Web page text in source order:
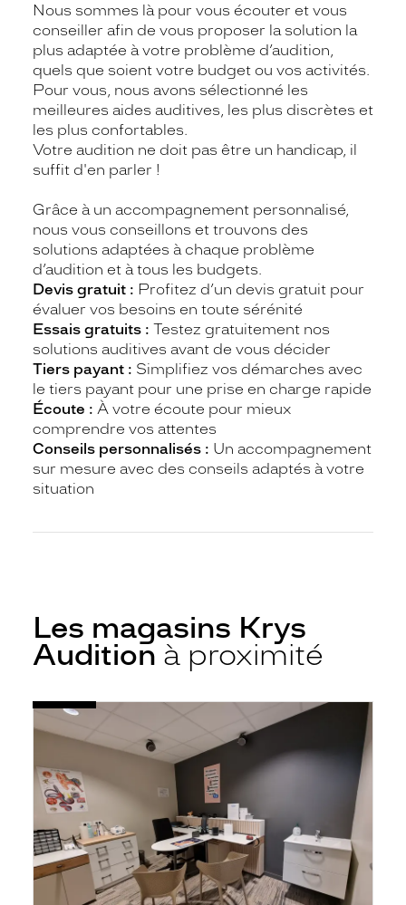
Nous sommes là pour vous écouter et vous
conseiller afin de vous proposer la solution la
plus adaptée à votre problème d’audition,
quels que soient votre budget ou vos activités.
Pour vous, nous avons sélectionné les
meilleures aides auditives, les plus discrètes et
les plus confortables.
Votre audition ne doit pas être un handicap, il
suffit d'en parler !
Grâce à un accompagnement personnalisé,
nous vous conseillons et trouvons des
solutions adaptées à chaque problème
d’audition et à tous les budgets.
Devis gratuit : Profitez d’un devis gratuit pour
évaluer vos besoins en toute sérénité
Essais gratuits : Testez gratuitement nos
solutions auditives avant de vous décider
Tiers payant : Simplifiez vos démarches avec
le tiers payant pour une prise en charge rapide
Écoute : À votre écoute pour mieux
comprendre vos attentes
Conseils personnalisés : Un accompagnement
sur mesure avec des conseils adaptés à votre
situation
Les magasins Krys
Audition à proximité
Audioprothésiste
Connerré
Krys
Audition
Voir
la